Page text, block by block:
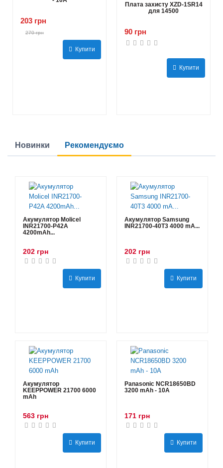
203 грн
270 грн
Купити
Плата захисту XZD-1SR14
для 14500
90 грн
Купити
Новинки Рекомендуємо
Акумулятор Molicel
INR21700-P42A
4200mAh...
202 грн
Купити
Акумулятор Samsung
INR21700-40T3 4000 mA...
202 грн
Купити
Акумулятор
KEEPPOWER 21700 6000
mAh
563 грн
Купити
Panasonic NCR18650BD
3200 mAh - 10А
171 грн
Купити